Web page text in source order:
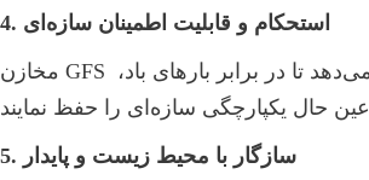
4. استحکام و قابلیت اطمینان سازه‌ای
مخازن GFS استحکام مکانیکی فولاد را حفظ می‌کنند و به آنها اجازه می‌دهد تا در برابر بارهای باد،
5. سازگار با محیط زیست و پایدار